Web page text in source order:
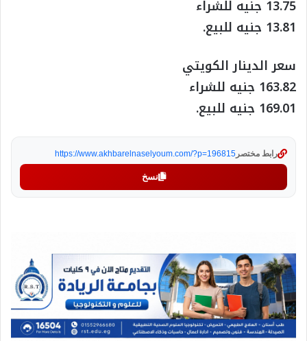
13.75 جنيه للشراء
13.81 جنيه للبيع.
سعر الدينار الكويتي
163.82 جنيه للشراء
169.01 جنيه للبيع.
رابط مختصر https://www.akhbarelnaselyoum.com/?p=196815
نسخ